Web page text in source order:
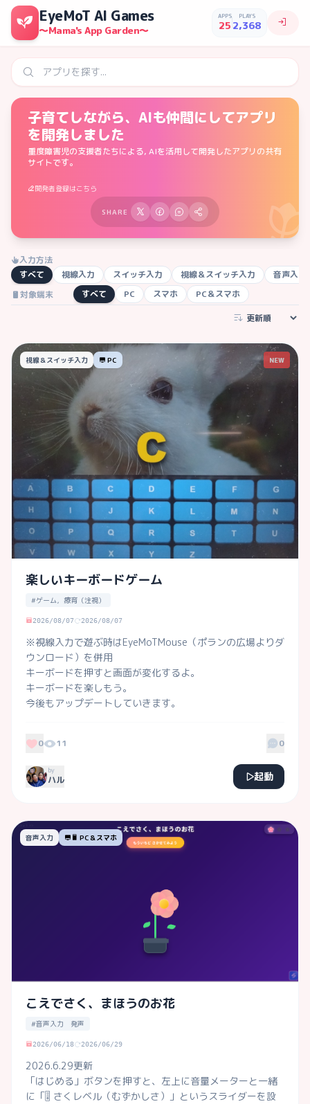
EyeMoT AI Games
～Mama's App Garden～
APPS
25
PLAYS
2,368
子育てしながら、AIも仲間にしてアプリ
を開発しました
重度障害児の支援者たちによる, AIを活用して開発したアプリの共有
サイトです。
開発者登録はこちら
SHARE
入力方法
すべて
視線入力 スイッチ入力 視線＆スイッチ入力
音声入力
対象端末
すべて PC スマホ PC＆スマホ
視線＆スイッチ入力 PC NEW
楽しいキーボードゲーム
#ゲーム，療育（注視）
2026/08/07 2026/08/07
※視線入力で遊ぶ時はEyeMoTMouse（ポランの広場よりダ
ウンロード）を併用
キーボードを押すと画面が変化するよ。
キーボードを楽しもう。
今後もアップデートしていきます。
0 11 0
by
ハル 起動
音声入力 PC＆スマホ
こえでさく、まほうのお花
#音声入力 発声
2026/06/18 2026/06/29
2026.6.29更新
「はじめる」ボタンを押すと、左上に音量メーターと一緒
に「🎚️ さくレベル（むずかしさ）」というスライダーを設